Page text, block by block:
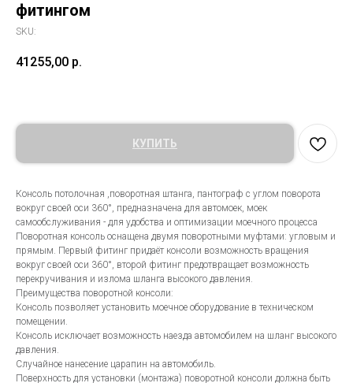
фитингом
SKU:
41255,00 р.
КУПИТЬ
Консоль потолочная ,поворотная штанга, пантограф с углом поворота
вокруг своей оси 360°, предназначена для автомоек, моек
самообслуживания - для удобства и оптимизации моечного процесса
Поворотная консоль оснащена двумя поворотными муфтами: угловым и
прямым. Первый фитинг придаёт консоли возможность вращения
вокруг своей оси 360°, второй фитинг предотвращает возможность
перекручивания и излома шланга высокого давления.
Преимущества поворотной консоли:
Консоль позволяет установить моечное оборудование в техническом
помещении.
Консоль исключает возможность наезда автомобилем на шланг высокого
давления.
Случайное нанесение царапин на автомобиль.
Поверхность для установки (монтажа) поворотной консоли должна быть